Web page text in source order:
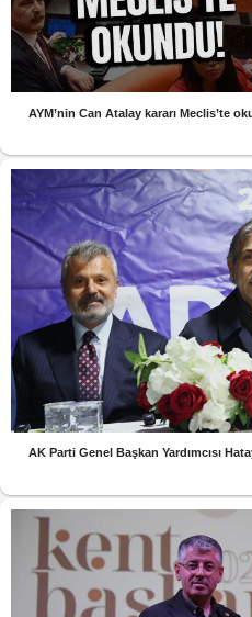
AYM’nin Can Atalay kararı Meclis’te
AK Parti Genel Başkan Yardımcısı